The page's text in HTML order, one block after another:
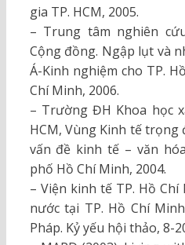
gia TP. HCM, 2005.
– Trung tâm nghiên
Cộng đồng. Ngập lụt và
Á-Kinh nghiệm cho TP.
Chí Minh, 2006.
– Trường ĐH Khoa học
HCM, Vùng Kinh tế
vấn đề kinh tế – văn
phố Hồ Chí Minh, 2004.
– Viện kinh tế TP. Hồ
nước tại TP. Hồ Chí
Pháp. Kỷ yếu hội thảo, 8-